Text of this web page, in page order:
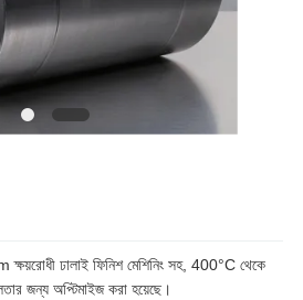
ঢালাই ফিনিশ মেশিনিং সহ, 400°C থেকে
জন্য অপ্টিমাইজ করা হয়েছে।